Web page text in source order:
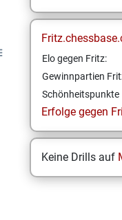
Elo gegen Fritz:
Gewinnpartien
Schönheitspunkte
Erfolge gegen
Keine Drills auf